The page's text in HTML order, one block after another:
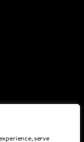
serve